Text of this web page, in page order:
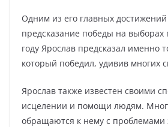
Одним из его главных достижений
предсказание победы на выборах
году Ярослав предсказал именно
который победил, удивив многих
Ярослав также известен своими
исцелении и помощи людям.
обращаются к нему с проблемами